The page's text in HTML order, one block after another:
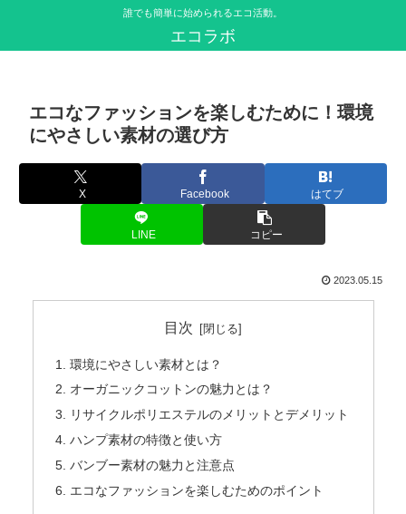
誰でも簡単に始められるエコ活動。
エコラボ
エコなファッションを楽しむために！環境
にやさしい素材の選び方
X Facebook はてブ
LINE コピー
2023.05.15
目次
環境にやさしい素材とは？
オーガニックコットンの魅力とは？
リサイクルポリエステルのメリットとデメリット
ハンプ素材の特徴と使い方
バンブー素材の魅力と注意点
エコなファッションを楽しむためのポイント